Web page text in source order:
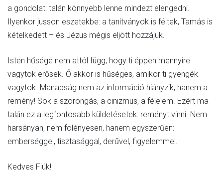
a gondolat: talán könnyebb lenne mindezt elengedni.
Ilyenkor jusson eszetekbe: a tanítványok is féltek, Tamás is
kételkedett – és Jézus mégis eljött hozzájuk.
Isten hűsége nem attól függ, hogy ti éppen mennyire
vagytok erősek. Ő akkor is hűséges, amikor ti gyengék
vagytok. Manapság nem az információ hiányzik, hanem a
remény! Sok a szorongás, a cinizmus, a félelem. Ezért ma
talán ez a legfontosabb küldetésetek: reményt vinni. Nem
harsányan, nem fölényesen, hanem egyszerűen:
emberséggel, tisztasággal, derűvel, figyelemmel.
Kedves Fiúk!